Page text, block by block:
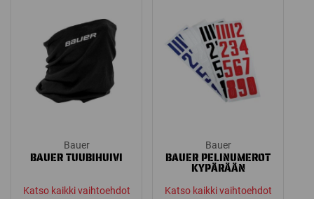
Bauer
BAUER TUUBIHUIVI
Katso kaikki vaihtoehdot
Bauer
BAUER PELINUMEROT
KYPÄRÄÄN
Katso kaikki vaihtoehdot